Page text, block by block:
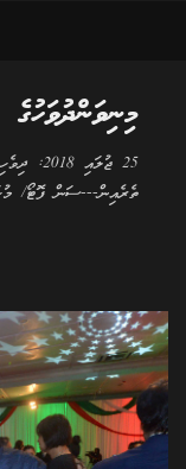
ތެރެއިން---ސަން ފޮޓޯ/